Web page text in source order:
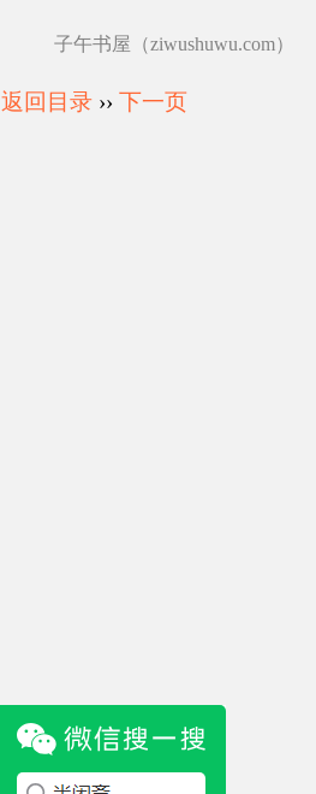
子午书屋（ziwushuwu.com）
返回目录 ›› 下一页